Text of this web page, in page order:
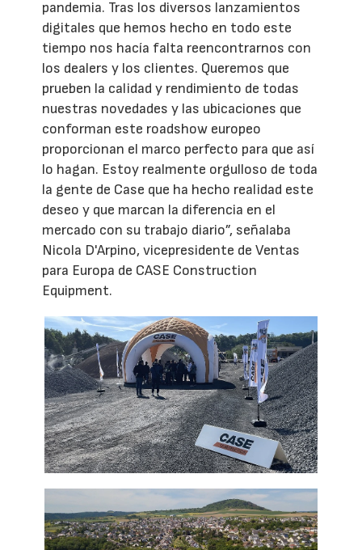
pandemia. Tras los diversos lanzamientos
digitales que hemos hecho en todo este
tiempo nos hacía falta reencontrarnos con
los dealers y los clientes. Queremos que
prueben la calidad y rendimiento de todas
nuestras novedades y las ubicaciones que
conforman este roadshow europeo
proporcionan el marco perfecto para que así
lo hagan. Estoy realmente orgulloso de toda
la gente de Case que ha hecho realidad este
deseo y que marcan la diferencia en el
mercado con su trabajo diario”, señalaba
Nicola D'Arpino, vicepresidente de Ventas
para Europa de CASE Construction
Equipment.